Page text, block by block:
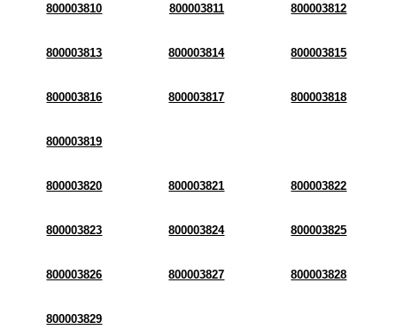
800003810 800003811 800003812
800003813 800003814 800003815
800003816 800003817 800003818
800003819
800003820 800003821 800003822
800003823 800003824 800003825
800003826 800003827 800003828
800003829